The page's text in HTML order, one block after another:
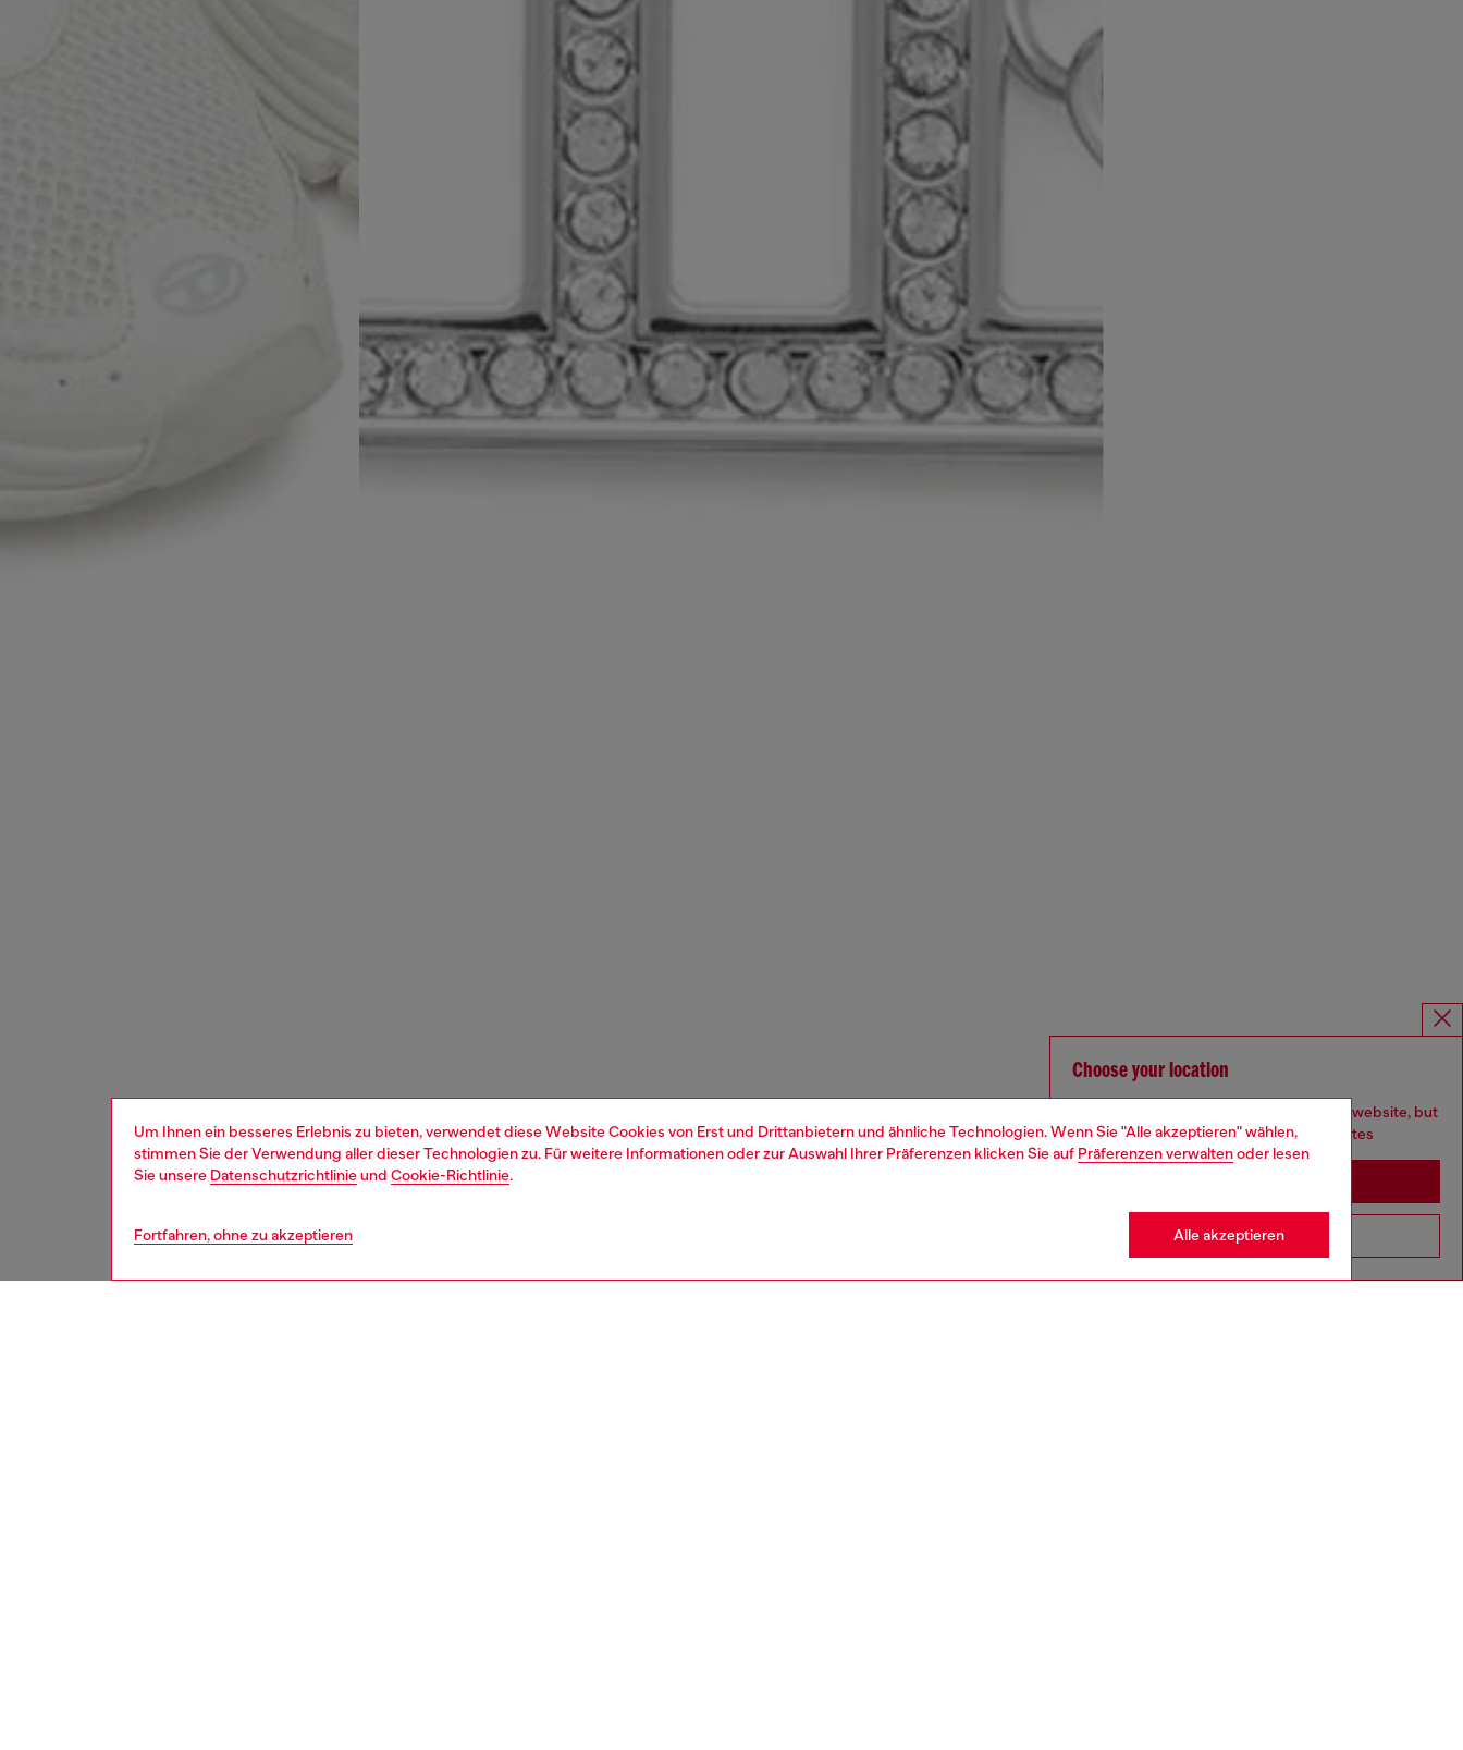
Um Ihnen ein besseres Erlebnis zu bieten, verwendet diese Website Cookies von Erst und Drittanbietern und ähnliche Technologien. Wenn Sie "Alle akzeptieren" wählen,
stimmen Sie der Verwendung aller dieser Technologien zu. Für weitere Informationen oder zur Auswahl Ihrer Präferenzen klicken Sie auf Präferenzen verwaltenoder lesen
Sie unsere Datenschutzrichtlinieund Cookie-Richtlinie.
Fortfahren, ohne zu akzeptieren Alle akzeptieren
Choose your location
You are currently browsing Deutschland website, but
it seems you may be based in United States
Go to United States